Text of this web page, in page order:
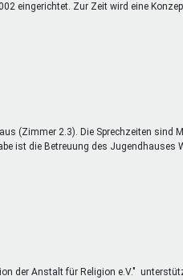
eingerichtet. Zur Zeit wird eine
(Zimmer 2.3). Die Sprechzeiten sind
ist die Betreuung des Jugendhauses
der Anstalt für Religion e.V."